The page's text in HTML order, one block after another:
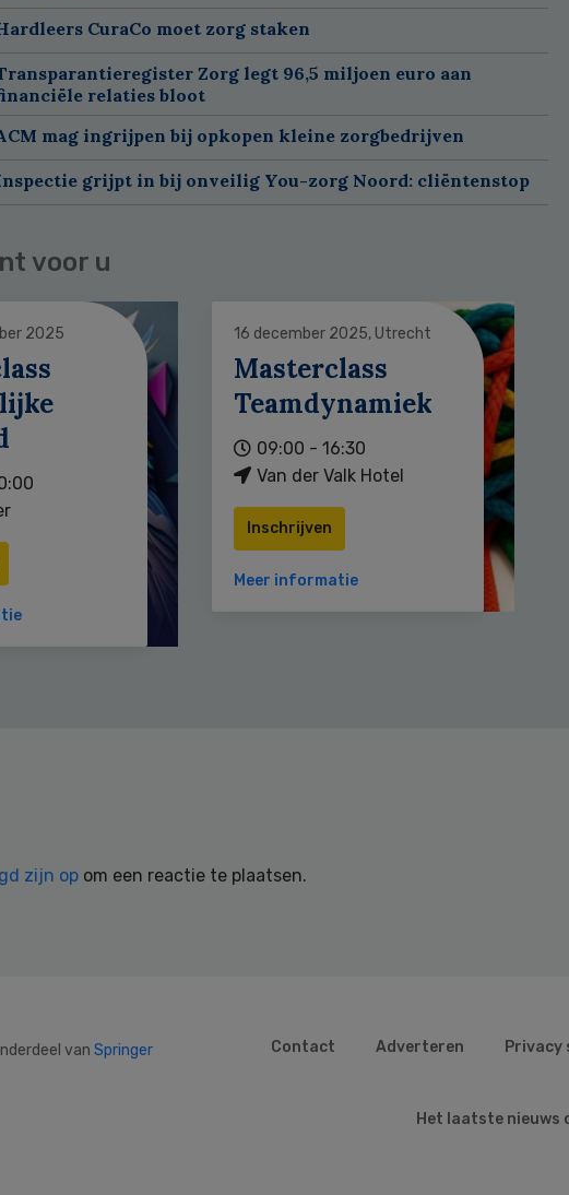
CuraCo moet zorg staken
Zorg legt 96,5 miljoen euro aan
relaties bloot
mag ingrijpen bij opkopen kleine zorgbedrijven
grijpt in bij onveilig You-zorg Noord: cliëntenstop
voor u
2025 16 december 2025, Utrecht
Masterclass
Teamdynamiek
09:00 - 16:30
Van der Valk Hotel
Inschrijven
Meer informatie
zijn op om een reactie te plaatsen.
van Springer
Contact Adverteren
Het laatste nieuws